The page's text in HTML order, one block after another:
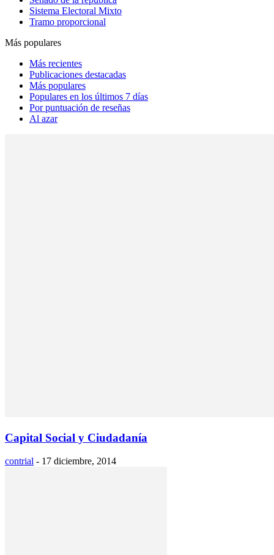
Sistema Electoral Mixto
Tramo proporcional
Más populares
Más recientes
Publicaciones destacadas
Más populares
Populares en los últimos 7 días
Por puntuación de reseñas
Al azar
Capital Social y Ciudadanía
contrial - 17 diciembre, 2014